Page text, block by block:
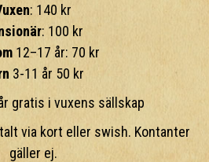
: 140 kr
: 100 kr
12–17 år: 70 kr
3-11 år 50 kr
gratis i vuxens sällskap
via kort eller swish. Kontanter
gäller ej.